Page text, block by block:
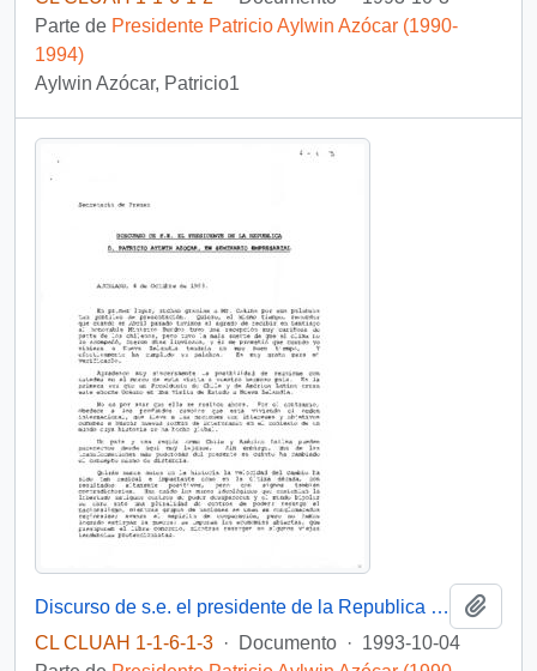
Parte de Presidente Patricio Aylwin Azócar (1990-
1994)
Aylwin Azócar, Patricio1
Discurso de s.e. el presidente de la Republica d. patricio Aylwin Azocar, en seminario empresarial.
CL CLUAH 1-1-6-1-3 · Documento · 1993-10-04